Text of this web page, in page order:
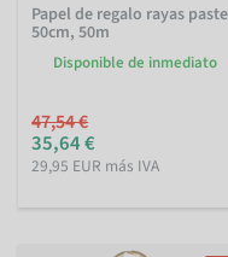
Papel de regalo rayas
50cm, 50m
Disponible de inmediato
47,54 €
35,64 €
29,95 EUR más IVA